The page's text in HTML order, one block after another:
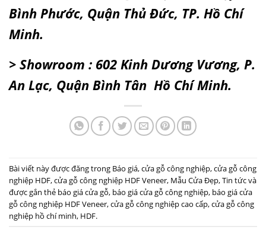
Bình Phước, Quận Thủ Đức, TP. Hồ Chí
Minh.
> Showroom : 602 Kinh Dương Vương, P.
An Lạc, Quận Bình Tân Hồ Chí Minh.
Bài viết này được đăng trong Báo giá,cửa gỗ công nghiệp,cửa gỗ công
nghiệp HDF,cửa gỗ công nghiệp HDF Veneer, Mẫu Cửa Đẹp,Tin tứcvà
được gắn thẻ báo giá cửa gỗ, báo giá cửa gỗ công nghiệp, báo giá cửa
gỗ công nghiệp HDF Veneer,cửa gỗ công nghiệp cao cấp,cửa gỗ công
nghiệp hồ chí minh, HDF.